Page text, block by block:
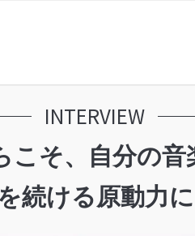
INTERVIEW
こそ、自分の
続ける原動力に